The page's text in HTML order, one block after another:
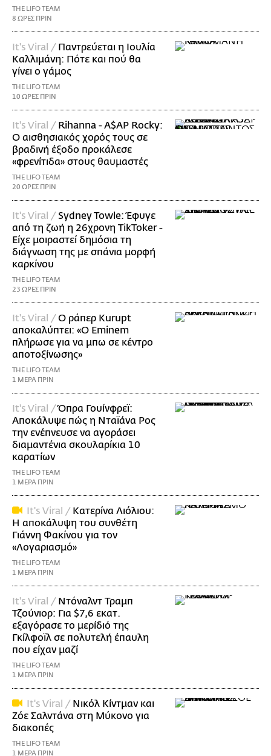
THE LIFO TEAM
8 ΩΡΕΣ ΠΡΙΝ
It's Viral / Παντρεύεται η Ιουλία
Καλλιμάνη: Πότε και πού θα
γίνει ο γάμος
THE LIFO TEAM
10 ΩΡΕΣ ΠΡΙΝ
It's Viral / Rihanna - A$AP Rocky:
Ο αισθησιακός χορός τους σε
βραδινή έξοδο προκάλεσε
«φρενίτιδα» στους θαυμαστές
THE LIFO TEAM
20 ΩΡΕΣ ΠΡΙΝ
It's Viral / Sydney Towle: Έφυγε
από τη ζωή η 26χρονη TikToker -
Είχε μοιραστεί δημόσια τη
διάγνωση της με σπάνια μορφή
καρκίνου
THE LIFO TEAM
23 ΩΡΕΣ ΠΡΙΝ
It's Viral /Ο ράπερ Kurupt
αποκαλύπτει: «Ο Eminem
πλήρωσε για να μπω σε κέντρο
αποτοξίνωσης»
THE LIFO TEAM
1 ΜΕΡΑ ΠΡΙΝ
It's Viral /Όπρα Γουίνφρεϊ:
Αποκάλυψε πώς η Νταϊάνα Ρος
την ενέπνευσε να αγοράσει
διαμαντένια σκουλαρίκια 10
καρατίων
THE LIFO TEAM
1 ΜΕΡΑ ΠΡΙΝ
It's Viral / Κατερίνα Λιόλιου:
Η αποκάλυψη του συνθέτη
Γιάννη Φακίνου για τον
«Λογαριασμό»
THE LIFO TEAM
1 ΜΕΡΑ ΠΡΙΝ
It's Viral / Ντόναλντ Τραμπ
Τζούνιορ: Για $7,6 εκατ.
εξαγόρασε το μερίδιό της
Γκίλφοϊλ σε πολυτελή έπαυλη
που είχαν μαζί
THE LIFO TEAM
1 ΜΕΡΑ ΠΡΙΝ
It's Viral / Νικόλ Κίντμαν και
Ζόε Σαλντάνα στη Μύκονο για
διακοπές
THE LIFO TEAM
1 ΜΕΡΑ ΠΡΙΝ